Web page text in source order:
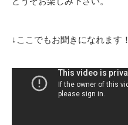
↓ここでもお聞きになれます！